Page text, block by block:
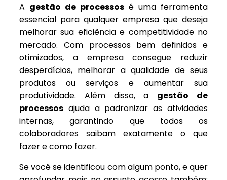
A gestão de processos é uma ferramenta
essencial para qualquer empresa que deseja
melhorar sua eficiência e competitividade no
mercado. Com processos bem definidos e
otimizados, a empresa consegue reduzir
desperdícios, melhorar a qualidade de seus
produtos ou serviços e aumentar sua
produtividade. Além disso, a gestão de
processos ajuda a padronizar as atividades
internas, garantindo que todos os
colaboradores saibam exatamente o que
fazer e como fazer.
Se você se identificou com algum ponto, e quer